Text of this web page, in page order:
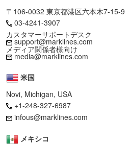
〒106-0032 東京都港区六本木7-15-9
03-4241-3907
カスタマーサポートデスク
support@marklines.com
メディア関係者様向け
media@marklines.com
米国
Novi, Michigan, USA
+1-248-327-6987
infous@marklines.com
メキシコ